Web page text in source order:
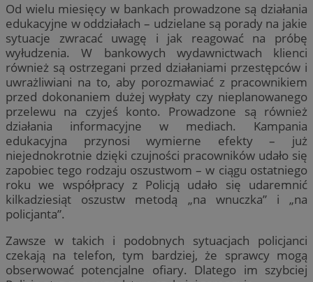
Od wielu miesięcy w bankach prowadzone są działania
edukacyjne w oddziałach – udzielane są porady na jakie
sytuacje zwracać uwagę i jak reagować na próbę
wyłudzenia. W bankowych wydawnictwach klienci
również są ostrzegani przed działaniami przestępców i
uwrażliwiani na to, aby porozmawiać z pracownikiem
przed dokonaniem dużej wypłaty czy nieplanowanego
przelewu na czyjeś konto. Prowadzone są również
działania informacyjne w mediach. Kampania
edukacyjna przynosi wymierne efekty – już
niejednokrotnie dzięki czujności pracowników udało się
zapobiec tego rodzaju oszustwom – w ciągu ostatniego
roku we współpracy z Policją udało się udaremnić
kilkadziesiąt oszustw metodą „na wnuczka” i „na
policjanta”.
Zawsze w takich i podobnych sytuacjach policjanci
czekają na telefon, tym bardziej, że sprawcy mogą
obserwować potencjalne ofiary. Dlatego im szybciej